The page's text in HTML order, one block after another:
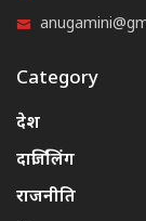
Category
देश
दार्जिलिंग
राजनीति